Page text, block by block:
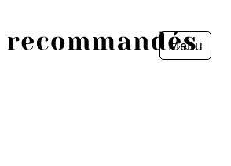
Menu
Fermer